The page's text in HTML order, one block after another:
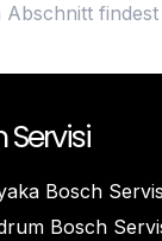
Abschnitt
Servisi
Bosch
Bosch